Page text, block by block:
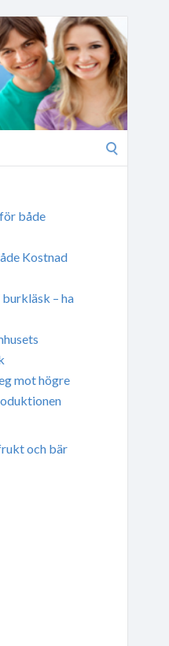
både
Kostnad
– ha
mot högre
och bär